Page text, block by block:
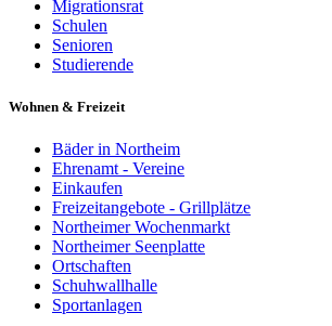
Migrationsrat
Schulen
Senioren
Studierende
Wohnen & Freizeit
Bäder in Northeim
Ehrenamt - Vereine
Einkaufen
Freizeitangebote - Grillplätze
Northeimer Wochenmarkt
Northeimer Seenplatte
Ortschaften
Schuhwallhalle
Sportanlagen